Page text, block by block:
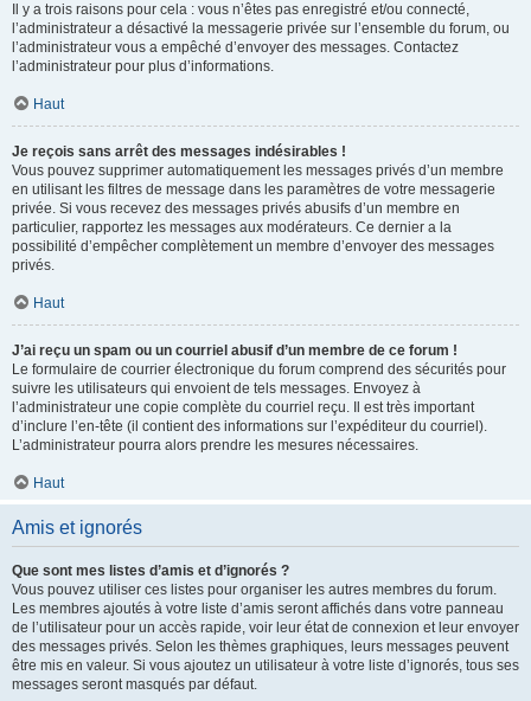
Il y a trois raisons pour cela : vous n’êtes pas enregistré et/ou connecté,
l’administrateur a désactivé la messagerie privée sur l’ensemble du forum, ou
l’administrateur vous a empêché d’envoyer des messages. Contactez
l’administrateur pour plus d’informations.
Haut
Je reçois sans arrêt des messages indésirables !
Vous pouvez supprimer automatiquement les messages privés d’un membre
en utilisant les filtres de message dans les paramètres de votre messagerie
privée. Si vous recevez des messages privés abusifs d’un membre en
particulier, rapportez les messages aux modérateurs. Ce dernier a la
possibilité d’empêcher complètement un membre d’envoyer des messages
privés.
Haut
J’ai reçu un spam ou un courriel abusif d’un membre de ce forum !
Le formulaire de courrier électronique du forum comprend des sécurités pour
suivre les utilisateurs qui envoient de tels messages. Envoyez à
l’administrateur une copie complète du courriel reçu. Il est très important
d’inclure l’en-tête (il contient des informations sur l’expéditeur du courriel).
L’administrateur pourra alors prendre les mesures nécessaires.
Haut
Amis et ignorés
Que sont mes listes d’amis et d’ignorés ?
Vous pouvez utiliser ces listes pour organiser les autres membres du forum.
Les membres ajoutés à votre liste d’amis seront affichés dans votre panneau
de l’utilisateur pour un accès rapide, voir leur état de connexion et leur envoyer
des messages privés. Selon les thèmes graphiques, leurs messages peuvent
être mis en valeur. Si vous ajoutez un utilisateur à votre liste d’ignorés, tous ses
messages seront masqués par défaut.